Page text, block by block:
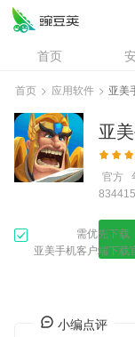
首页
资讯
问答
首页 > 应用软件 > 亚美
亚
官方
需优先下载
亚美手机客户端下载
小编点评